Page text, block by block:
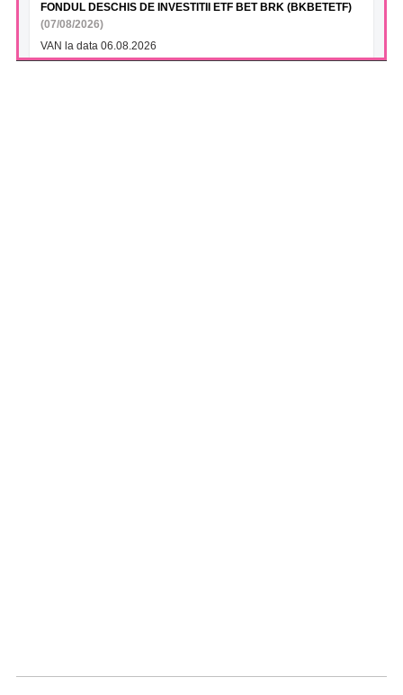
FONDUL DESCHIS DE INVESTITII ETF BET BRK (BKBETETF)
(07/08/2026)
VAN la data 06.08.2026